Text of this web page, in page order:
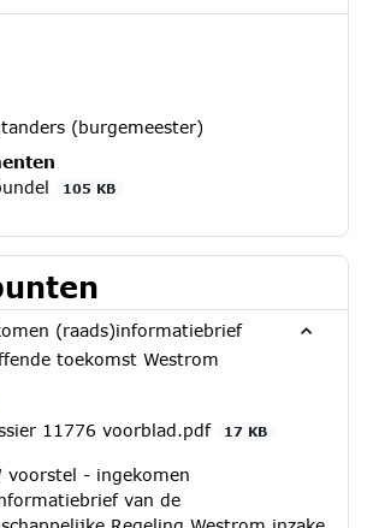
(burgemeester)
105 KB
(raads)informatiebrief
toekomst Westrom
11776 voorblad.pdf
17 KB
voorstel - ingekomen
van de